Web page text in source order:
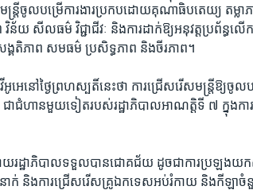
មន្ត្រី​ចូល​បម្រើ​ការងារ​ប្រកប​ដោយ​គុណា​ធិបតេយ្យ​ តម្លា
ន័យ ​សីលធម៌ ​វិជ្ជាជីវៈ​ និង​ការ​ដាក់​ឱ្យ​អនុវត្ត​ប្រព័ន្ធ​លើ
គតិភាព ​សមធម៌​ ប្រសិទ្ធ​ភាព​ និង​ចីរភាព។​
េ​នៅ​ថ្ងៃ​ព្រហស្បតិ៍​នេះ​ថា​ ការ​ជ្រើស​រើស​មន្ត្រី​ឱ្យ​ចូល​ប
ា​ជំហានមួយ​ទៀត​របស់​រដ្ឋាភិបាល​អាណត្តិ​ទី​ ៧ ​ក្នុង​កា
រដ្ឋាភិបាល​ទទួល​បាន​ជោគជ័យ​ ដូចជា​ការ​ប្រឡង​យ
ាក់​ និង​ការ​ជ្រើស​រើស​គ្រូ​ឯក​ទេស​អប់​រំកាយ​ និង​កីឡា​ចំ